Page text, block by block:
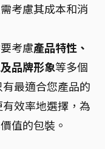
考慮其成本和消
考慮產品特性、
品牌形象等多個
最適合您產品的
效率地選擇，為
值的包裝。